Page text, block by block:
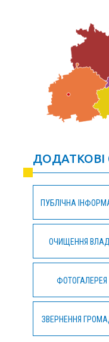
ДОДАТКОВІ
ПУБЛІЧНА
ОЧИЩЕННЯ
ФОТОГАЛЕРЕЯ
ЗВЕРНЕННЯ